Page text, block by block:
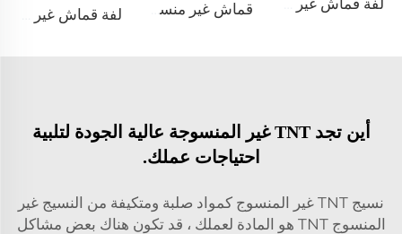
قماش غير منسوج سبونبوند أبيض فائق الامتصاص لبطانة الحيوانات الأليفة - شاندونغ Xingdi للمواد الجديدة
أين تجد TNT غير المنسوجة عالية الجودة لتلبية
احتياجات عملك.
نسيج TNT غير المنسوج كمواد صلبة ومتكيفة من النسيج غير
المنسوج TNT هو المادة لعملك ، قد تكون هناك بعض مشاكل